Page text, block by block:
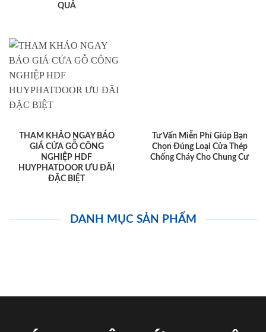
QUẢ
THAM KHẢO NGAY BÁO
GIÁ CỬA GỖ CÔNG
NGHIỆP HDF
HUYPHATDOOR ƯU ĐÃI
ĐẶC BIỆT
Tư Vấn Miễn Phí Giúp Bạn
Chọn Đúng Loại Cửa Thép
Chống Cháy Cho Chung Cư
DANH MỤC SẢN PHẨM